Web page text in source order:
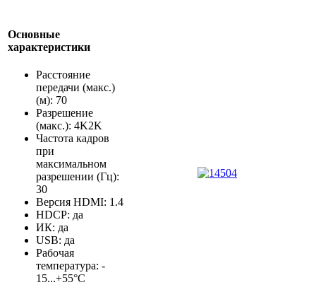
Основные
характеристики
Расстояние
передачи (макс.)
(м): 70
Разрешение
(макс.): 4K2K
Частота кадров
при
максимальном
разрешении (Гц):
30
Версия HDMI: 1.4
HDCP: да
ИК: да
USB: да
Рабочая
температура: -
15...+55°С